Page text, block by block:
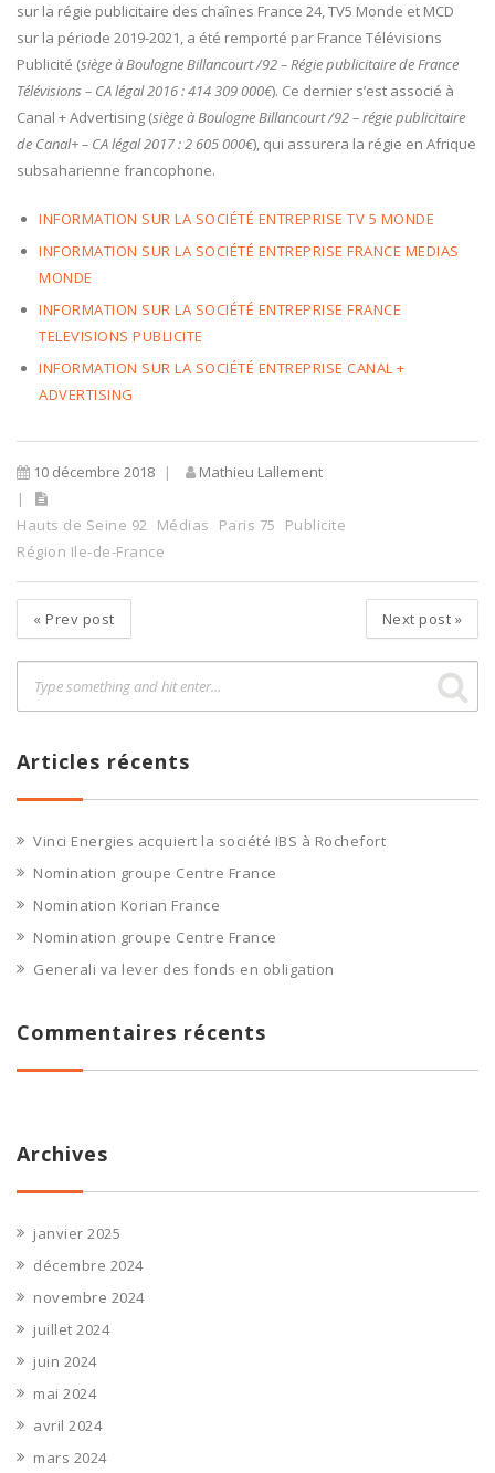
sur la régie publicitaire des chaînes France 24, TV5 Monde et MCD
sur la période 2019-2021, a été remporté par France Télévisions
Publicité (siège à Boulogne Billancourt /92 – Régie publicitaire de France
Télévisions – CA légal 2016 : 414 309 000€). Ce dernier s’est associé à
Canal + Advertising (siège à Boulogne Billancourt /92 – régie publicitaire
de Canal+ – CA légal 2017 : 2 605 000€), qui assurera la régie en Afrique
subsaharienne francophone.
INFORMATION SUR LA SOCIÉTÉ ENTREPRISE TV 5 MONDE
INFORMATION SUR LA SOCIÉTÉ ENTREPRISE FRANCE MEDIAS
MONDE
INFORMATION SUR LA SOCIÉTÉ ENTREPRISE FRANCE
TELEVISIONS PUBLICITE
INFORMATION SUR LA SOCIÉTÉ ENTREPRISE CANAL +
ADVERTISING
10 décembre 2018 Mathieu Lallement
Hauts de Seine 92 Médias Paris 75
Publicite
Région Ile-de-France
« Prev post Next post »
Articles récents
Vinci Energies acquiert la société IBS à Rochefort
Nomination groupe Centre France
Nomination Korian France
Nomination groupe Centre France
Generali va lever des fonds en obligation
Commentaires récents
Archives
janvier 2025
décembre 2024
novembre 2024
juillet 2024
juin 2024
mai 2024
avril 2024
mars 2024